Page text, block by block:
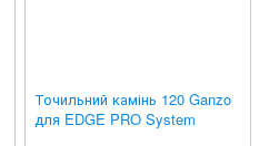
Точильний камінь 120 Ganzo
для EDGE PRO System